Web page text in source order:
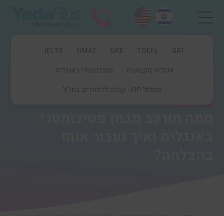
SAT
TOEFL
GRE
GMAT
IELTS
אנגלית מקצועית
פסיכומטרי באנגלית
מסלול VIP: קבלה ללימודים בחו''ל